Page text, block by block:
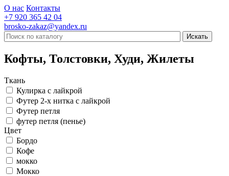
О нас Контакты
+7 920 365 42 04
brosko-zakaz@yandex.ru
Кофты, Толстовки, Худи, Жилеты
Ткань
Кулирка с лайкрой
Футер 2-х нитка с лайкрой
Футер петля
футер петля (пенье)
Цвет
Бордо
Кофе
мокко
Мокко